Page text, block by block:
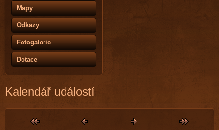
Mapy
Odkazy
Fotogalerie
Dotace
Kalendář událostí